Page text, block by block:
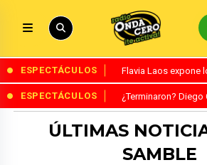
ESPECTÁCULOS Flavia Laos expone
ESPECTÁCULOS ¿Terminaron?
ÚLTIMAS
SAMBLE